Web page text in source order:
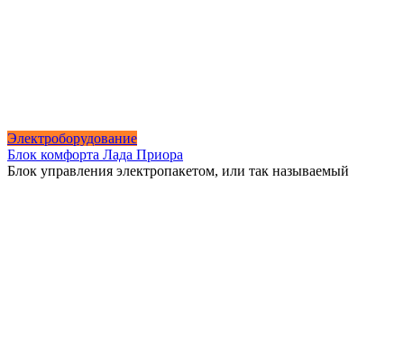
Электроборудование
Блок комфорта Лада Приора
Блок управления электропакетом, или так называемый